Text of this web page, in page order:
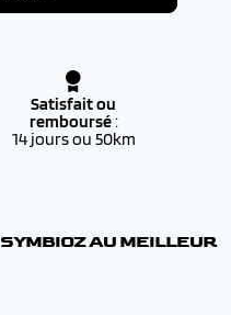
Satisfait ou
remboursé:
14 jours ou 50km
SYMBIOZAU MEILLEUR